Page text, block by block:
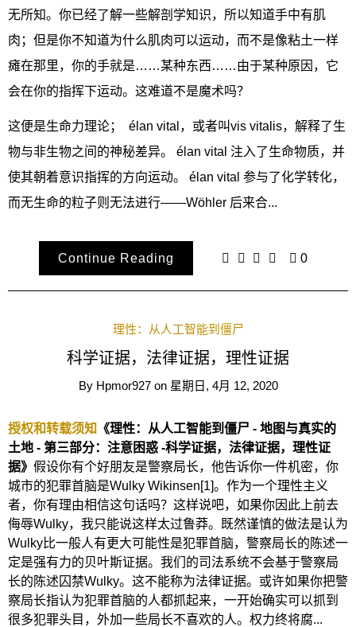
无所知。你已经了解一些解剖学知识，所以知道手中有肌
肉；但是你不知道为什么肌肉可以运动，而不是像粘土一样
瘫在那里，你的手就是……某种东西……由于某种原因，它
会在你的指挥下运动。这难道不是魔术吗？
这便是生命力理论； élan vital，或者叫vis vitalis，解释了生
物与非生物之间的神秘差异。 élan vital 注入了生命物质，并
使其朝着意识指挥的方向运动。 élan vital 参与了化学转化，
而无生命的粒子则无法进行——Wöhler 后来合...
Continue Reading 0
理性：从人工智能到僵尸
科学证据，法律证据，理性证据
By Hpmor927 on 星期日, 4月 12, 2020
授权和转载须知 《理性：从人工智能到僵尸 - 地图与真实的
土地 - 第三部分：注意困惑 -科学证据，法律证据，理性证
据》 假设你有个好朋友是警察局长，他告诉你一件机密，你
城市的犯罪首脑是Wulky Wikinsen[1]。作为一个理性主义
者，你有理由相信这句话吗？这样说吧，如果你因此上前去
侮辱Wulky，我只能说这样太过鲁莽。既然谨慎的做法是认为
Wulky比一般人有更大可能性是犯罪首脑，警察局长的陈述一
定是强有力的贝叶斯证据。我们的司法系统不会基于警察局
长的陈述囚禁Wulky。这不能称为法律证据。或许如果你把警
察局长指认为犯罪首脑的人都抓起来，一开始确实可以抓到
很多犯罪头目，外加一些局长不喜欢的人。权力终将腐...